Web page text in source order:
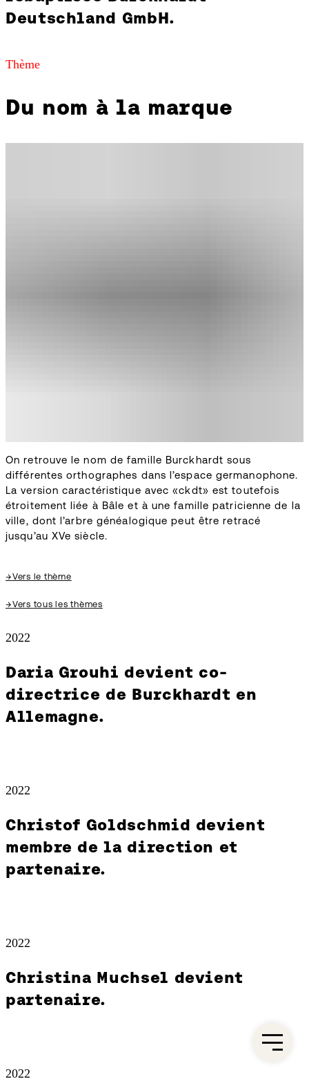
Deutschland GmbH.
Thème
Du nom à la marque
On retrouve le nom de famille Burckhardt sous
différentes orthographes dans l’espace germanophone.
La version caractéristique avec «ckdt» est toutefois
étroitement liée à Bâle et à une famille patricienne de la
ville, dont l’arbre généalogique peut être retracé
jusqu’au XVe siècle.
→Vers le thème
→Vers tous les thèmes
2022
Daria Grouhi devient co-
directrice de Burckhardt en
Allemagne.
2022
Christof Goldschmid devient
membre de la direction et
partenaire.
2022
Christina Muchsel devient
partenaire.
2022